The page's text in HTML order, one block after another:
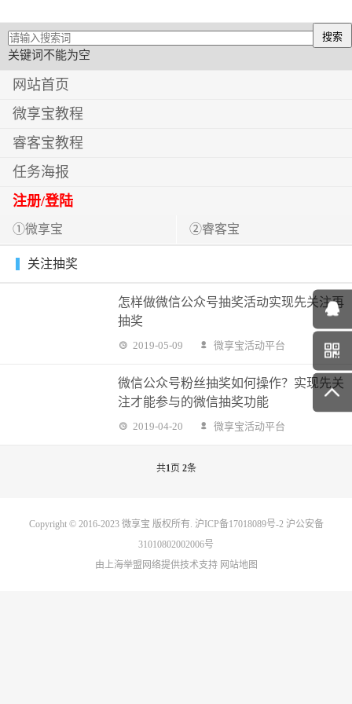
关键词不能为空
网站首页
微享宝教程
睿客宝教程
任务海报
注册/登陆
①微享宝 ②睿客宝
关注抽奖
怎样做微信公众号抽奖活动实现先关注再
抽奖
2019-05-09 微享宝活动平台
微信公众号粉丝抽奖如何操作？实现先关
注才能参与的微信抽奖功能
2019-04-20 微享宝活动平台
共1页 2条
Copyright © 2016-2023 微享宝 版权所有. 沪ICP备17018089号-2沪公安备
31010802002006号
由上海举盟网络提供技术支持 网站地图